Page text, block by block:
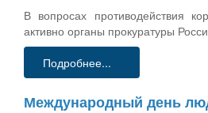
В вопросах противодействия
активно органы прокуратуры
Подробнее...
Международный день